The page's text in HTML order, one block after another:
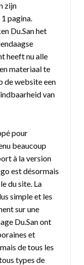
zijn
pagina.
Du.San het
heeft nu alle
materiaal te
de website een
van
pour
beaucoup
à la version
est désormais
du site. La
simple et les
sur une
Du.San ont
et
de tous les
types de